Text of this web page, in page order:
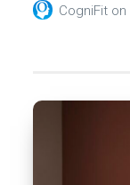
CogniFit on